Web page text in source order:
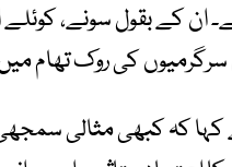
کے بقول سونے، کوئلے
کی روک تھام
کہ کبھی مثالی سمجھی